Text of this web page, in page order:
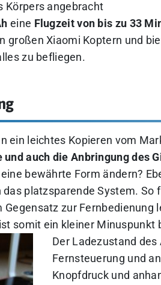
Körpers angebracht
eine Flugzeit von bis zu 33
großen Xiaomi Koptern und
zu befliegen.
ein leichtes Kopieren vom
auch die Anbringung des
bewährte Form ändern?
platzsparende System. So
Gegensatz zur Fernbedienung
somit ein kleiner Minuspunkt
Der Ladezustand
Fernsteuerung und
Knopfdruck und